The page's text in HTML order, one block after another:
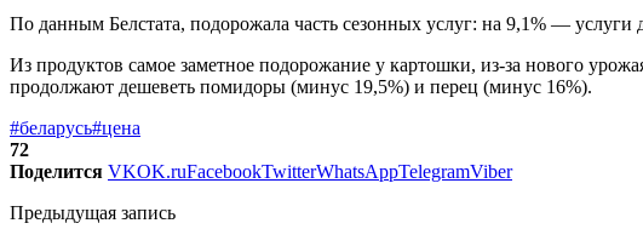
По данным Белстата, подорожала часть сезонных услуг: на 9,1% —
Из продуктов самое заметное подорожание у картошки, из-за нового
продолжают дешеветь помидоры (минус 19,5%) и перец (минус 16%).
#беларусь#цена
72
Поделится VKOK.ruFacebookTwitterWhatsAppTelegramViber
Предыдущая запись